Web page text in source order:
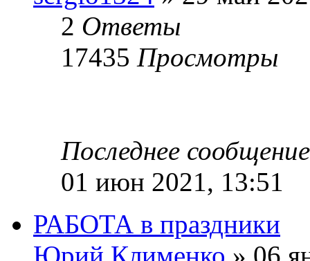
2 Ответы
17435 Просмотры
Последнее
01 июн 2021, 13:51
РАБОТА в праздники